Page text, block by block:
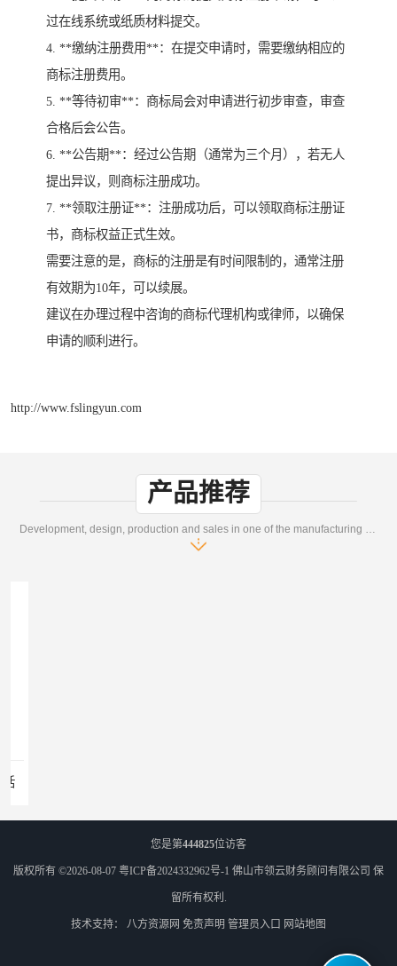
过在线系统或纸质材料提交。
4. **缴纳注册费用**：在提交申请时，需要缴纳相应的
商标注册费用。
5. **等待初审**：商标局会对申请进行初步审查，审查
合格后会公告。
6. **公告期**：经过公告期（通常为三个月），若无人
提出异议，则商标注册成功。
7. **领取注册证**：注册成功后，可以领取商标注册证
书，商标权益正式生效。
需要注意的是，商标的注册是有时间限制的，通常注册
有效期为10年，可以续展。
建议在办理过程中咨询的商标代理机构或律师，以确保
申请的顺利进行。
http://www.fslingyun.com
产品推荐
您是第444825位访客
版权所有 ©2026-08-07 粤ICP备2024332962号-1 佛山市领云财务顾问有限公司 保
留所有权利.
技术支持： 八方资源网 免责声明 管理员入口 网站地图